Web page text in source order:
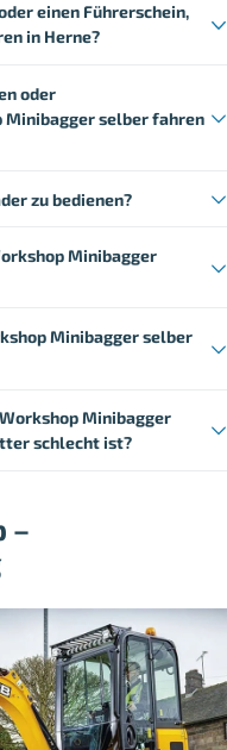
einen Führerschein,
in Herne?
oder
Minibagger selber fahren
zu bedienen?
Minibagger
Minibagger selber
Minibagger
schlecht ist?
–